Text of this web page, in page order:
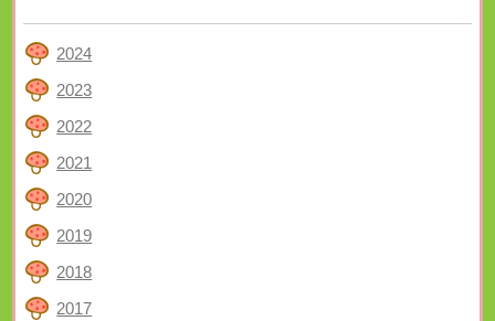
2024
2023
2022
2021
2020
2019
2018
2017